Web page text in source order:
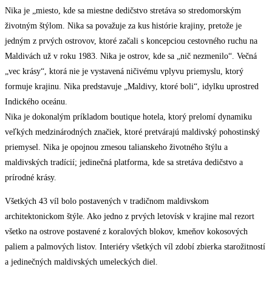
Nika je „miesto, kde sa miestne dedičstvo stretáva so stredomorským
životným štýlom. Nika sa považuje za kus histórie krajiny, pretože je
jedným z prvých ostrovov, ktoré začali s koncepciou cestovného ruchu na
Maldivách už v roku 1983. Nika je ostrov, kde sa „nič nezmenilo“. Večná
„vec krásy“, ktorá nie je vystavená ničivému vplyvu priemyslu, ktorý
formuje krajinu. Nika predstavuje „Maldivy, ktoré boli“, idylku uprostred
Indického oceánu.
Nika je dokonalým príkladom boutique hotela, ktorý prelomí dynamiku
veľkých medzinárodných značiek, ktoré pretvárajú maldivský pohostinský
priemysel. Nika je opojnou zmesou talianskeho životného štýlu a
maldivských tradícií; jedinečná platforma, kde sa stretáva dedičstvo a
prírodné krásy.
Všetkých 43 víl bolo postavených v tradičnom maldivskom
architektonickom štýle. Ako jedno z prvých letovísk v krajine mal rezort
všetko na ostrove postavené z koralových blokov, kmeňov kokosových
paliem a palmových listov. Interiéry všetkých víl zdobí zbierka starožitností
a jedinečných maldivských umeleckých diel.